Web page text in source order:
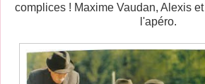
complices ! Maxime Vaudan, Alexis
l'apéro.